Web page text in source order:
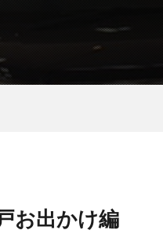
地図でさがす
試乗車でさがす
乗用車
軽自動車
車検・定期点検をする
カーケアをする
お出かけ編